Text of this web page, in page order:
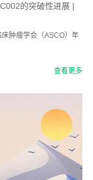
的突破性进展 |
床肿瘤学会（ASCO）年
查看更多